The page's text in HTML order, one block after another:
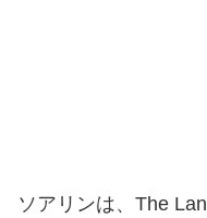
ソアリンは、The